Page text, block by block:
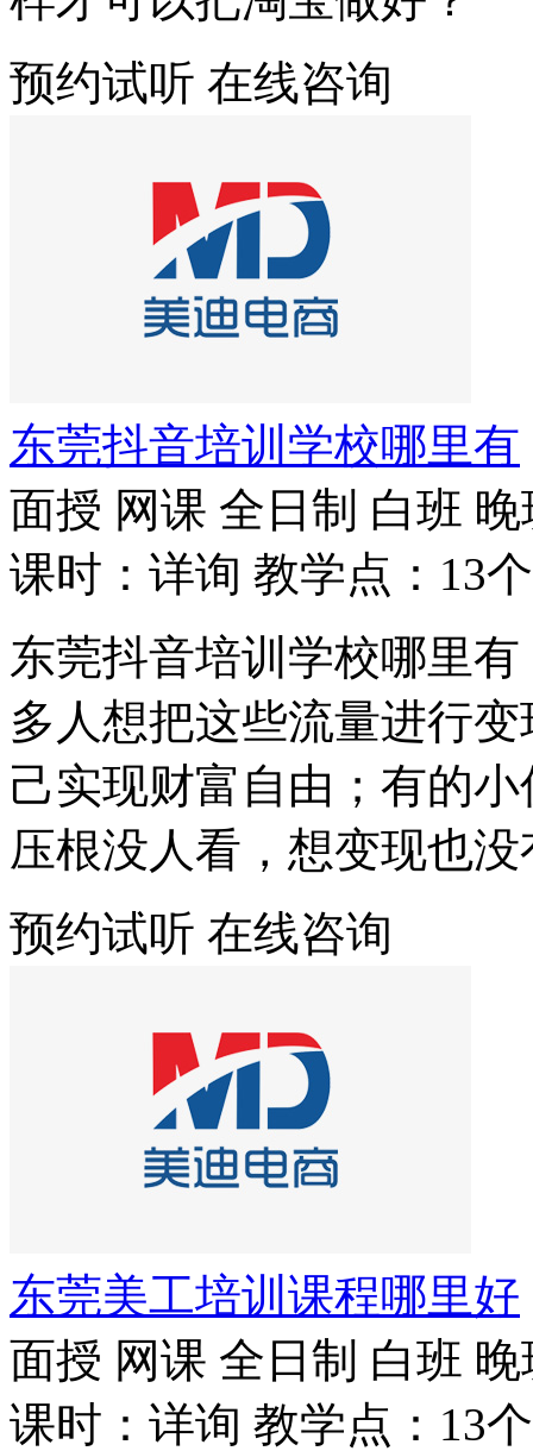
预约试听 在线咨询
东莞抖音培训学校哪里有
面授 网课 全日制 白班 晚
课时：详询 教学点：13个
东莞抖音培训学校哪里
多人想把这些流量进行
己实现财富自由；有的
压根没人看，想变现也
预约试听 在线咨询
东莞美工培训课程哪里好
面授 网课 全日制 白班 晚
课时：详询 教学点：13个